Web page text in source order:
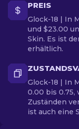
PREIS
Glock-18 | In
und $23.00
Skin. Es ist
erhältlich.
Glock-18 | In
0.00 bis 0.75,
Zuständen
ist auch eine